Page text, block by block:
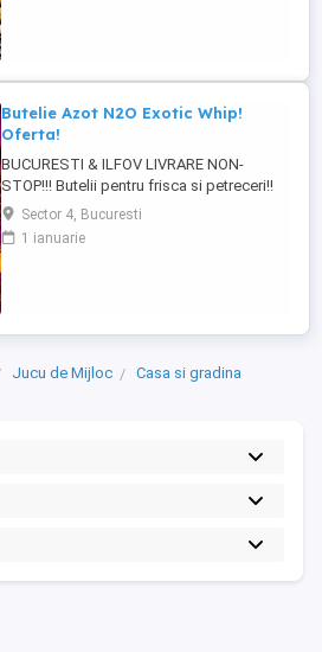
Butelie Azot N2O Exotic Whip!
Oferta!
BUCURESTI & ILFOV LIVRARE NON-
STOP!!! Butelii pentru frisca si petreceri!!
Exotic Whip 670g -150 lei Exotic Whip 2KG
-350 lei Produs original se poate verifica
cu cod QR! Pentru mai multe detalii la !!!
Sector 4, Bucuresti
1 ianuarie
Jucu de Mijloc
Casa si gradina